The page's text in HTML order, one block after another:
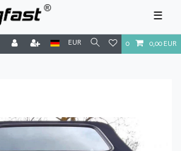
☰
EUR 0 0,00 EUR